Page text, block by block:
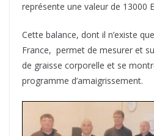
représente une valeur de 13000
Cette balance, dont il n’existe
France, permet de mesurer et
de graisse corporelle et se
programme d’amaigrissement.